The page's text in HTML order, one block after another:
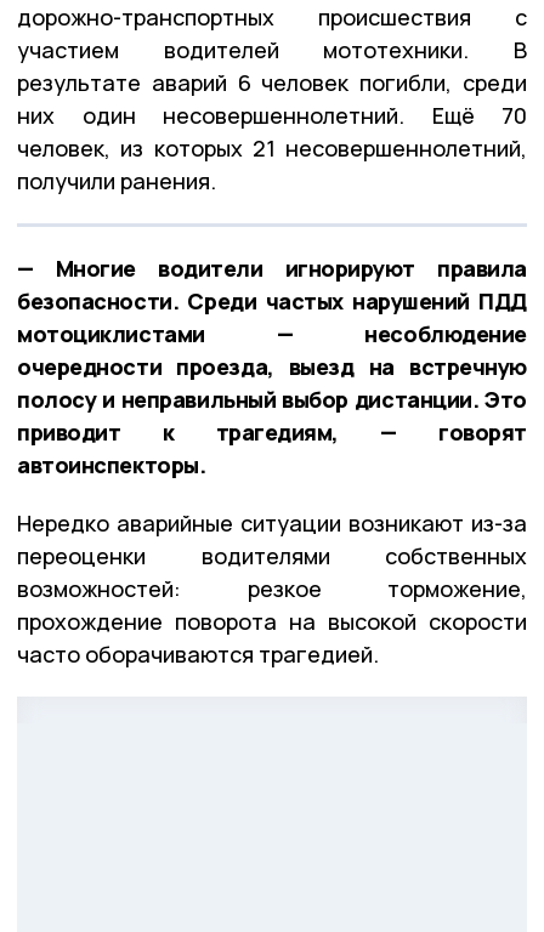
дорожно-транспортных происшествия с
участием водителей мототехники. В
результате аварий 6 человек погибли, среди
них один несовершеннолетний. Ещё 70
человек, из которых 21 несовершеннолетний,
получили ранения.
— Многие водители игнорируют правила
безопасности. Среди частых нарушений ПДД
мотоциклистами — несоблюдение
очередности проезда, выезд на встречную
полосу и неправильный выбор дистанции. Это
приводит к трагедиям, — говорят
автоинспекторы.
Нередко аварийные ситуации возникают из-за
переоценки водителями собственных
возможностей: резкое торможение,
прохождение поворота на высокой скорости
часто оборачиваются трагедией.